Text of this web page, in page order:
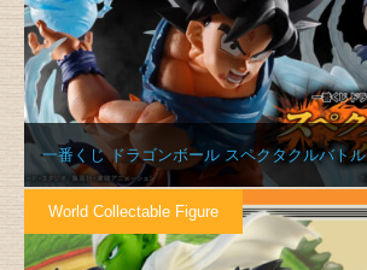
一番くじ ドラゴンボール スペクタクルバトル
World Collectable Figure